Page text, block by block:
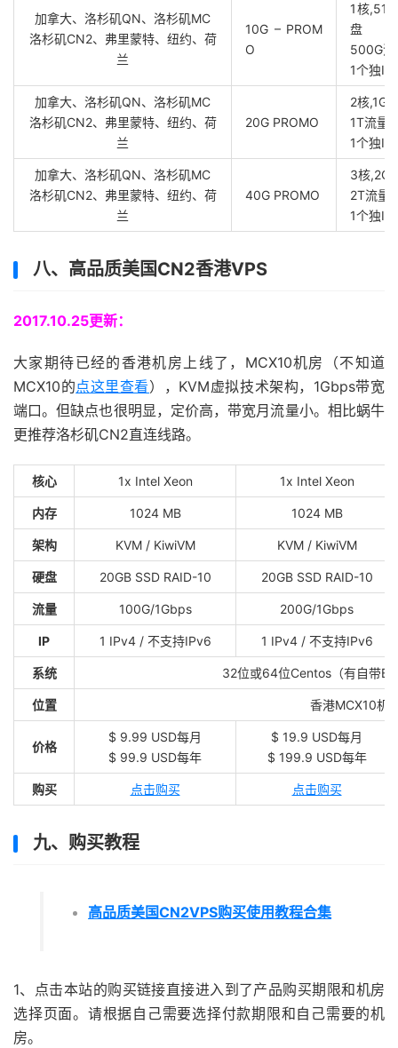
加拿大、洛杉矶QN、洛杉矶MC
洛杉矶CN2、弗里蒙特、纽约、荷
兰
10G – PROM
O
1核
盘
500G流
1个独
加拿大、洛杉矶QN、洛杉矶MC
洛杉矶CN2、弗里蒙特、纽约、荷
兰
20G PROMO
2核,1G
1T流量
1个独
加拿大、洛杉矶QN、洛杉矶MC
洛杉矶CN2、弗里蒙特、纽约、荷
兰
40G PROMO
3核,2G
2T流量
1个独
八、高品质美国CN2香港VPS
2017.10.25更新：
大家期待已经的香港机房上线了，MCX10机房（不知道
MCX10的点这里查看），KVM虚拟技术架构，1Gbps带宽
端口。但缺点也很明显，定价高，带宽月流量小。相比蜗牛
更推荐洛杉矶CN2直连线路。
核心 1x Intel Xeon 1x Intel Xeon
内存 1024 MB 1024 MB
架构 KVM / KiwiVM KVM / KiwiVM
硬盘 20GB SSD RAID-10 20GB SSD RAID-10
流量 100G/1Gbps 200G/1Gbps
IP 1 IPv4 / 不支持IPv6 1 IPv4 / 不支持IPv6
系统 32位或64位Centos（有自带
位置 香港MCX10机
价格
$ 9.99 USD每月
$ 99.9 USD每年
$ 19.9 USD每月
$ 199.9 USD每年
购买 点击购买 点击购买
九、购买教程
高品质美国CN2VPS购买使用教程合集
1、点击本站的购买链接直接进入到了产品购买期限和机房
选择页面。请根据自己需要选择付款期限和自己需要的机
房。